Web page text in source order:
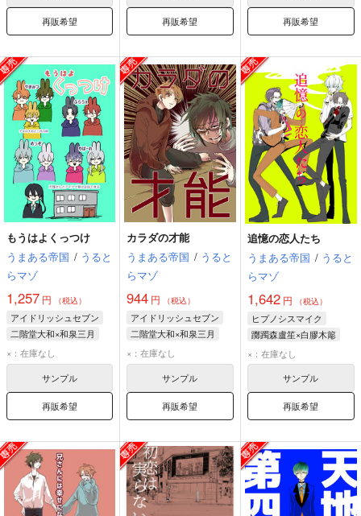
再販希望 再販希望 再販希望
もうはよくっつけ
うまある帝国 / うると
らマゾ
1,257 円 （税込）
アイドリッシュセブン
二階堂大和×和泉三月
和泉三月
和泉一織
×：在庫なし
サンプル
再販希望
カラダの才能
うまある帝国 / うると
らマゾ
944 円 （税込）
アイドリッシュセブン
二階堂大和×和泉三月
和泉三月
八乙女楽
×：在庫なし
サンプル
再販希望
追憶の恋人たち
うまある帝国 / うると
らマゾ
1,642円 （税込）
ヒプノシスマイク
躑躅森盧笙×白膠木簓
白膠木簓
碧棺左馬刻
×：在庫なし
サンプル
再販希望